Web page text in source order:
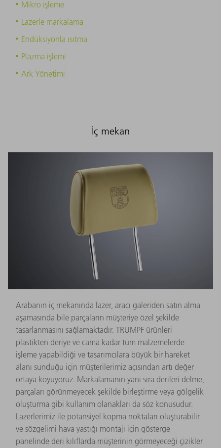
Mikro işleme
Lazerle markalama
Endüksiyonla ısıtma
Plazma işlemi
Ark Yönetimi
İç mekan
Arabanın iç mekanında lazer, aracı galeriden satın alma
aşamasında bile parçaların müşteriye özel şekilde
tasarlanmasını sağlamaktadır. TRUMPF ürünleri
plastikten deriye ve cama kadar tüm malzemelerde
işleme yapabildiği ve tasarımcılara büyük bir hareket
alanı sunduğu için müşterilerimiz açısından artı değer
ortaya koyuyoruz. Markalamanın yanı sıra derileri delme,
parçaları görünmeyecek şekilde birleştirme veya gölgelik
oluşturma gibi kullanım olanakları da söz konusudur.
Lazerlerimiz ile potansiyel kopma noktaları oluşturabilir
ve sözgelimi hava yastığı montajı için gösterge
panelinde deri kılıflarda müşterinin görmeyeceği çizikler